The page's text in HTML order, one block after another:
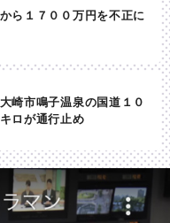
ら１７００万円を不正に
崎市鳴子温泉の国道１０
ロが通行止め